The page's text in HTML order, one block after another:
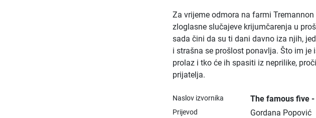
Za vrijeme odmora na farmi
zloglasne slučajeve krijumčarenja u
sada čini da su ti dani davno iza njih,
i strašna se prošlost ponavlja. Što im
prolaz i tko će ih spasiti iz neprilike,
prijatelja.
Naslov izvornika The famous five -
Prijevod Gordana Popović